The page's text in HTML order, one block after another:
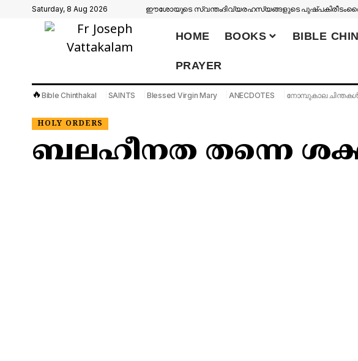
Saturday, 8 Aug 2026 ഈശോയുടെ സ്വന്തംദിവ്യരഹസ്യങ്ങളുടെ പുഷ്പകിരീടം
HOME BOOKS BIBLE
PRAYER
🔥 Bible Chinthakal SAINTS Blessed Virgin Mary ANECDOTES നോമ്പുകാല
HOLY ORDERS
ബലഹീനത തന്നെ